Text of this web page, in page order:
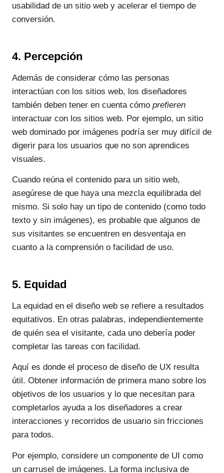
usabilidad de un sitio web y acelerar el tiempo de
conversión.
4. Percepción
Además de considerar cómo las personas
interactúan con los sitios web, los diseñadores
también deben tener en cuenta cómo prefieren
interactuar con los sitios web. Por ejemplo, un sitio
web dominado por imágenes podría ser muy difícil de
digerir para los usuarios que no son aprendices
visuales.
Cuando reúna el contenido para un sitio web,
asegúrese de que haya una mezcla equilibrada del
mismo. Si solo hay un tipo de contenido (como todo
texto y sin imágenes), es probable que algunos de
sus visitantes se encuentren en desventaja en
cuanto a la comprensión o facilidad de uso.
5. Equidad
La equidad en el diseño web se refiere a resultados
equitativos. En otras palabras, independientemente
de quién sea el visitante, cada uno debería poder
completar las tareas con facilidad.
Aquí es donde el proceso de diseño de UX resulta
útil. Obtener información de primera mano sobre los
objetivos de los usuarios y lo que necesitan para
completarlos ayuda a los diseñadores a crear
interacciones y recorridos de usuario sin fricciones
para todos.
Por ejemplo, considere un componente de UI como
un carrusel de imágenes. La forma inclusiva de